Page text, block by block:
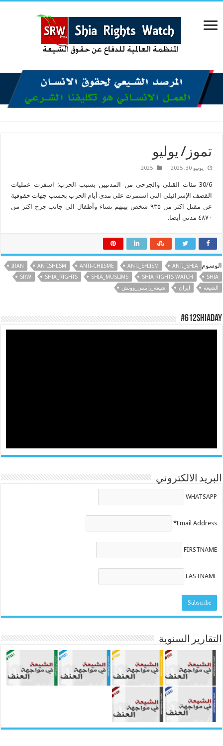
تموز/ يوليو
يونيو 30, 2025 2025
30/6 مئات القتلى والجرحى من المدنيين بسبب الحرب: اسفرت عمليات
القصف الإسرائيلي التي استمرت على مدى أيام الحرب بحسب جهات حقوقية
عن مقتل اكثر من ٩٣٥ شخص بينهم نساء وأطفال الى جانب جرح اكثر من
٤٨٧٠ مدني أيضا.
الوسوم ANTI_SHIA
ANTI_SHIISM
ANTI-CHIISME
ANTISHIISM
IRAN
SHIA
SHIA RIGHTS WATCH
SHIA_MUSLIMS
SHIA_RIGHTS
SRW
الشيعة
ایران شيعة_رايتس_ووتش
#612ShiaDay
البريد الالكتروني
WHATSAPP
Email Address*
FIRSTNAME
LASTNAME
التقارير السنوية